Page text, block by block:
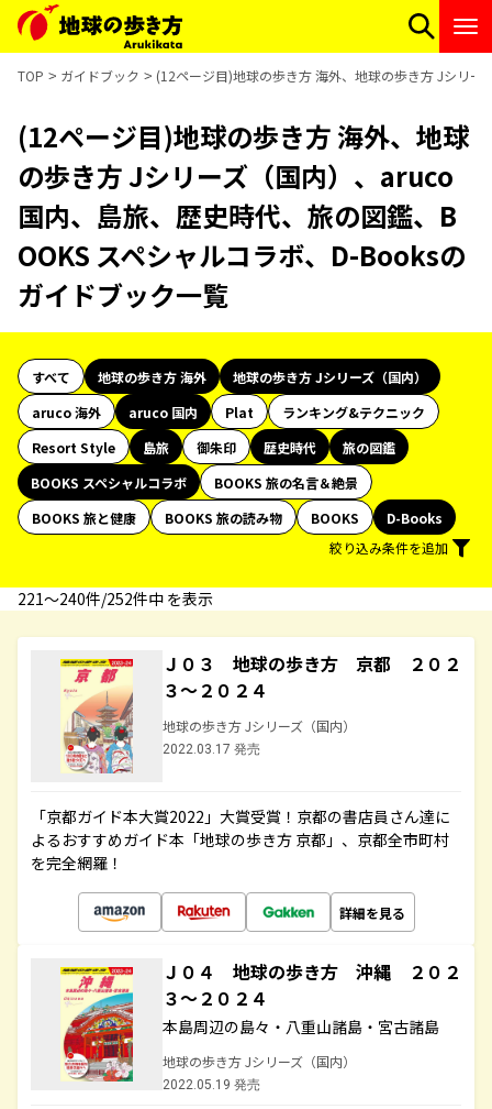
TOP ガイドブック (12ページ目)地球の歩き方 海外、地球の歩き方 Jシリ
(12ページ目)地球の歩き方 海外、地球
の歩き方 Jシリーズ（国内）、aruco
国内、島旅、歴史時代、旅の図鑑、B
OOKS スペシャルコラボ、D-Booksの
ガイドブック一覧
すべて 地球の歩き方 海外
地球の歩き方 Jシリーズ（国内）
aruco 海外
aruco 国内 Plat
ランキング&テクニック
Resort Style
島旅 御朱印 歴史時代
旅の図鑑
BOOKS スペシャルコラボ
BOOKS 旅の名言＆絶景
BOOKS 旅と健康
BOOKS 旅の読み物 BOOKS
D-Books
絞り込み条件を追加
221〜240件/252件中 を表示
Ｊ０３ 地球の歩き方 京都 ２０２
３～２０２４
地球の歩き方 Jシリーズ（国内）
2022.03.17 発売
「京都ガイド本大賞2022」大賞受賞！京都の書店員さん達に
よるおすすめガイド本「地球の歩き方 京都」、京都全市町村
を完全網羅！
詳細を見る
Ｊ０４ 地球の歩き方 沖縄 ２０２
３～２０２４
本島周辺の島々・八重山諸島・宮古諸島
地球の歩き方 Jシリーズ（国内）
2022.05.19 発売